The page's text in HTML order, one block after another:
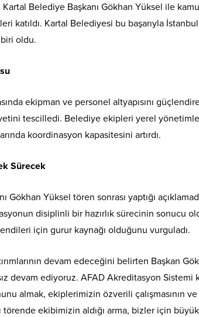
Kartal Belediye Başkanı Gökhan Yüksel ile
katıldı. Kartal Belediyesi bu başarıyla
oldu.
ekipman ve personel altyapısını
tescilledi. Belediye ekipleri yerel
koordinasyon kapasitesini artırdı.
Sürecek
Gökhan Yüksel tören sonrası yaptığı
disiplinli bir hazırlık sürecinin sonucu
için gurur kaynağı olduğunu vurguladı.
devam edeceğini belirten Başkan
devam ediyoruz. AFAD Akreditasyon
almak, ekiplerimizin özverili çalışmasının
törende ekibimizin aldığı arma, bizler için